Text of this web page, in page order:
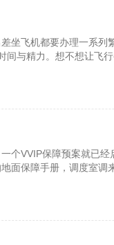
飞机都要办理一系列
与精力。想不想让飞
个VVIP保障预案就已
面保障手册，调度室调